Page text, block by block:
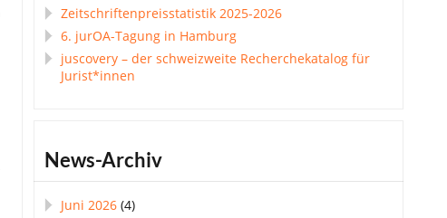
Zeitschriftenpreisstatistik 2025-2026
6. jurOA-Tagung in Hamburg
juscovery – der schweizweite Recherchekatalog für
Jurist*innen
News-Archiv
Juni 2026 (4)